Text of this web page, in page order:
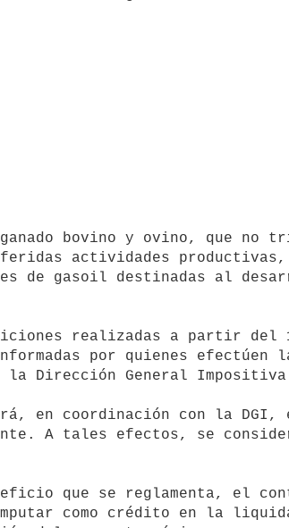
actividades
de gasoil destinadas al
por quienes efectúen
la Dirección General
A tales efectos, se
como crédito en la